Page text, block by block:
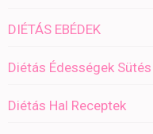
DIÉTÁS EBÉDEK
Diétás Édességek
Diétás Hal Receptek